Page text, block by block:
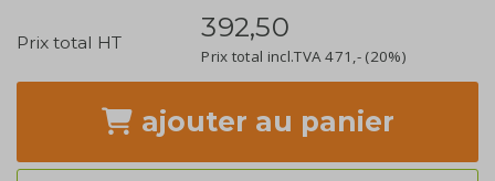
Prix total HT 392,50
Prix total incl.TVA471,- (20%)
ajouter au panier